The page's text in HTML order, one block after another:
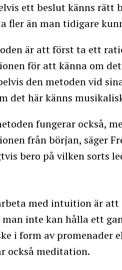
ett beslut känns
fler än man tidigare
är att först ta ett
för att känna om
den metoden vid
det här känns
fungerar också,
från början, säger
bero på vilken sorts
med intuition är
inte kan hålla ett
i form av promenader
också meditation.